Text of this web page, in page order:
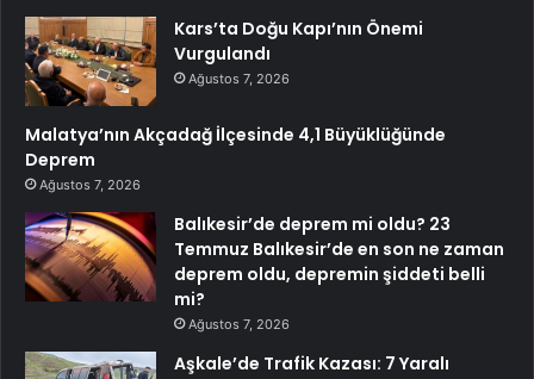
Kars’ta Doğu Kapı’nın Önemi
Vurgulandı
Ağustos 7, 2026
Malatya’nın Akçadağ İlçesinde 4,1 Büyüklüğünde
Deprem
Ağustos 7, 2026
Balıkesir’de deprem mi oldu? 23
Temmuz Balıkesir’de en son ne zaman
deprem oldu, depremin şiddeti belli
mi?
Ağustos 7, 2026
Aşkale’de Trafik Kazası: 7 Yaralı